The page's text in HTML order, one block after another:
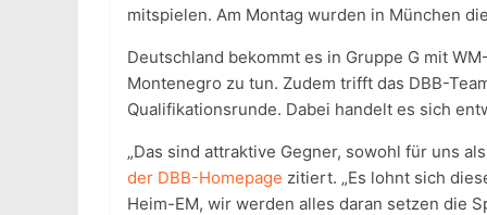
mitspielen. Am Montag wurden in München
Deutschland bekommt es in Gruppe G mit
Montenegro zu tun. Zudem trifft das DBB-
Qualifikationsrunde. Dabei handelt es sich
„Das sind attraktive Gegner, sowohl für uns
der DBB-Homepage zitiert. „Es lohnt sich
Heim-EM, wir werden alles daran setzen die